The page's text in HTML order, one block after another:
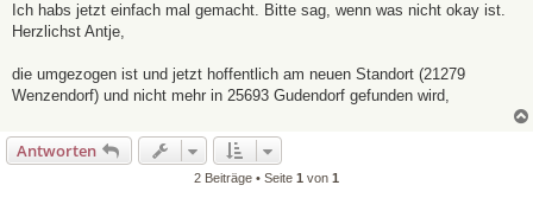
Ich habs jetzt einfach mal gemacht. Bitte sag, wenn was nicht okay ist.
Herzlichst Antje,
die umgezogen ist und jetzt hoffentlich am neuen Standort (21279
Wenzendorf) und nicht mehr in 25693 Gudendorf gefunden wird,
Antworten
2 Beiträge • Seite 1 von 1